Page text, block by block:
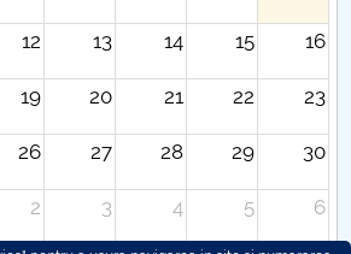
12 13 14 15 16
19 20 21 22 23
26 27 28 29 30
2 3 4 5 6